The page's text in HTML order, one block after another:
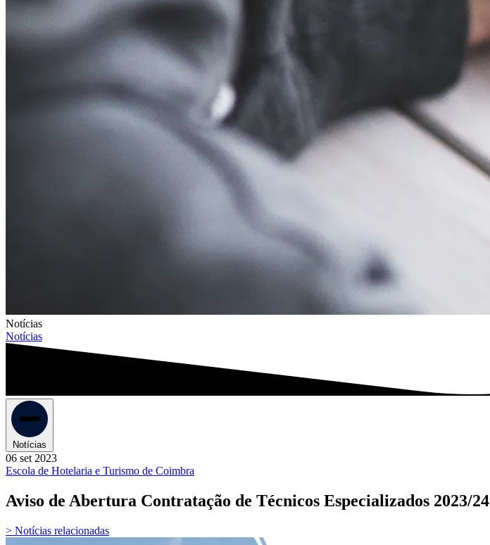
Notícias
Notícias
Notícias
06 set 2023
Escola de Hotelaria e Turismo de Coimbra
Aviso de Abertura Contratação de Técnicos Especializados 2023/24
> Notícias relacionadas